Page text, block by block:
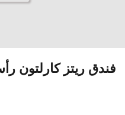
فندق ريتز كارلتون